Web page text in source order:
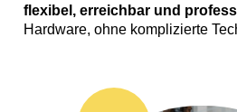
flexibel, erreichbar und
Hardware, ohne komplizierte